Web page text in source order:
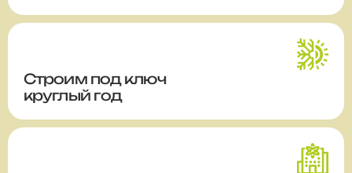
Строим под ключ
круглый год